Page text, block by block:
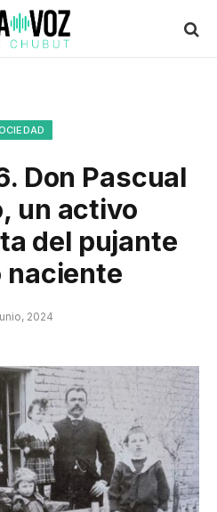
Don Pascual
un activo
del pujante
naciente
2024